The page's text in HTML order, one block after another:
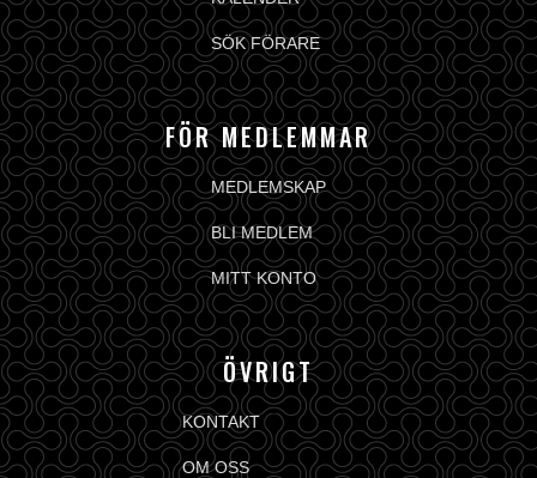
SÖK FÖRARE
FÖR MEDLEMMAR
MEDLEMSKAP
BLI MEDLEM
MITT KONTO
ÖVRIGT
KONTAKT
OM OSS